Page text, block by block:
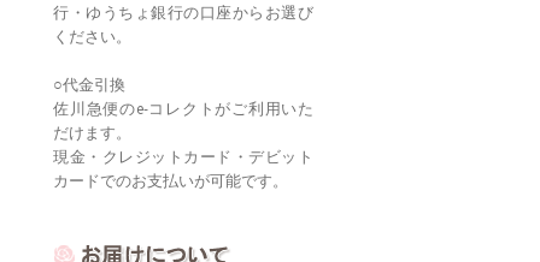
行・ゆうちょ銀行の口座からお選び
ください。
○代金引換
佐川急便のe-コレクトがご利用いた
だけます。
現金・クレジットカード・デビット
カードでのお支払いが可能です。